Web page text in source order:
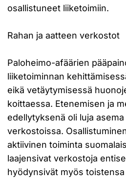
osallistuneet liiketoimiin.
Rahan ja aatteen verkostot
Paloheimo-afäärien
liiketoiminnan
eikä vetäytymisessä
koittaessa. Etenemisen ja
edellytyksenä oli luja
verkostoissa.
aktiivinen toiminta
laajensivat verkostoja
hyödynsivät myös